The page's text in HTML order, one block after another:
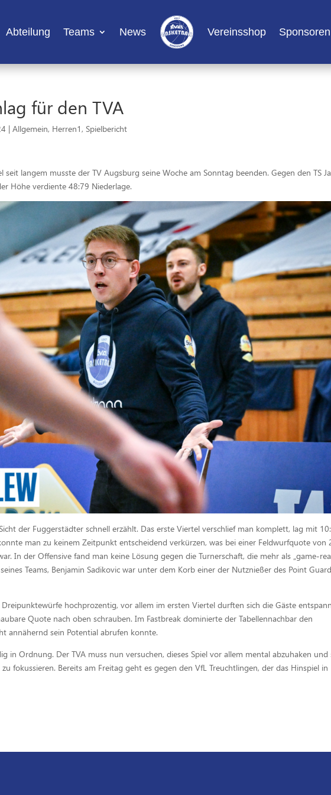
Abteilung Teams News Vereinsshop Sponsoren
für den TVA
|Allgemein, Herren1,Spielbericht
seit langem musste der TV Augsburg seine Woche am Sonntag beenden. Gegen den TS
Höhe verdiente 48:79 Niederlage.
der Fuggerstädter schnell erzählt. Das erste Viertel verschlief man komplett, lag mit
man zu keinem Zeitpunkt entscheidend verkürzen, was bei einer Feldwurfquote von
In der Offensive fand man keine Lösung gegen die Turnerschaft, die mehr als „game-
Teams, Benjamin Sadikovic war unter dem Korb einer der Nutznießer des Point
hochprozentig, vor allem im ersten Viertel durften sich die Gäste
Quote nach oben schrauben. Im Fastbreak dominierte der Tabellennachbar den
annähernd sein Potential abrufen konnte.
in Ordnung. Der TVA muss nun versuchen, dieses Spiel vor allem mental abzuhaken und
fokussieren. Bereits am Freitag geht es gegen den VfL Treuchtlingen, der das Hinspiel in